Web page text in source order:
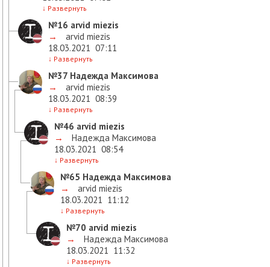
↓ Развернуть
№16 arvid miezis
→
arvid miezis
18.03.2021 07:11
↓ Развернуть
№37 Надежда Максимова
→
arvid miezis
18.03.2021 08:39
↓ Развернуть
№46 arvid miezis
→
Надежда Максимова
18.03.2021 08:54
↓ Развернуть
№65 Надежда Максимова
→
arvid miezis
18.03.2021 11:12
↓ Развернуть
№70 arvid miezis
→
Надежда Максимова
18.03.2021 11:32
↓ Развернуть